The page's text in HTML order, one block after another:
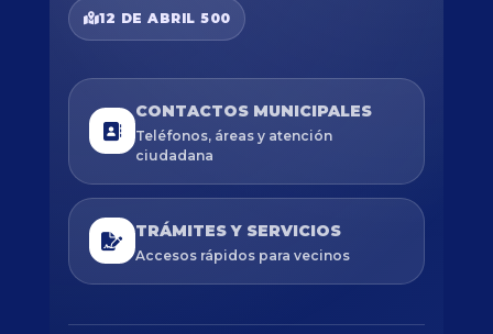
12 DE ABRIL 500
CONTACTOS MUNICIPALES
Teléfonos, áreas y atención
ciudadana
TRÁMITES Y SERVICIOS
Accesos rápidos para vecinos